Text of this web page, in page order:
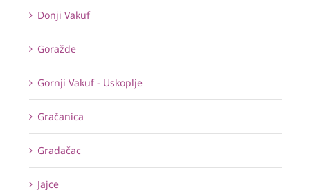
Donji Vakuf
Goražde
Gornji Vakuf - Uskoplje
Gračanica
Gradačac
Jajce